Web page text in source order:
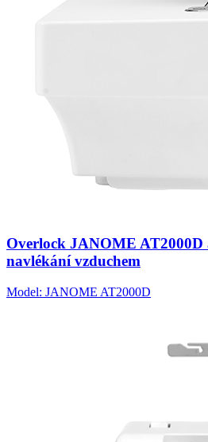
Overlock JANOME AT2000D
navlékání vzduchem
Model: JANOME AT2000D